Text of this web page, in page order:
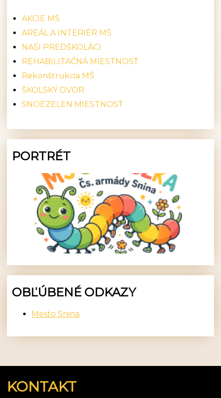
AKCIE MŠ
AREÁL A INTERIÉR MŠ
NAŠI PREDŠKOLÁCI
REHABILITAČNÁ MIESTNOSŤ
Rekonštrukcia MŠ
ŠKOLSKÝ DVOR
SNOEZELEN MIESTNOSŤ
PORTRÉT
OBĽÚBENÉ ODKAZY
Mesto Snina
KONTAKT